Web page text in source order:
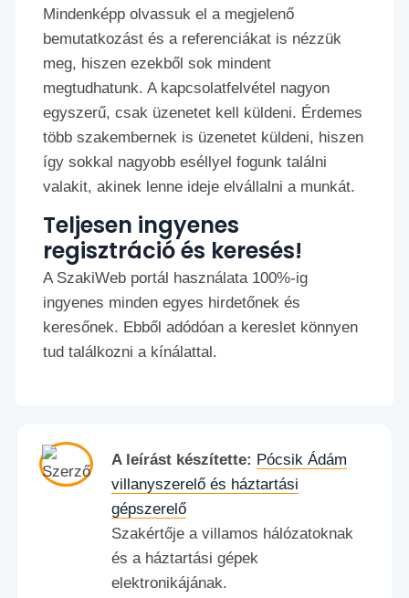
Mindenképp olvassuk el a megjelenő
bemutatkozást és a referenciákat is nézzük
meg, hiszen ezekből sok mindent
megtudhatunk. A kapcsolatfelvétel nagyon
egyszerű, csak üzenetet kell küldeni. Érdemes
több szakembernek is üzenetet küldeni, hiszen
így sokkal nagyobb eséllyel fogunk találni
valakit, akinek lenne ideje elvállalni a munkát.
Teljesen ingyenes
regisztráció és keresés!
A SzakiWeb portál használata 100%-ig
ingyenes minden egyes hirdetőnek és
keresőnek. Ebből adódóan a kereslet könnyen
tud találkozni a kínálattal.
A leírást készítette: Pócsik Ádám
villanyszerelő és háztartási
gépszerelő
Szakértője a villamos hálózatoknak
és a háztartási gépek
elektronikájának.